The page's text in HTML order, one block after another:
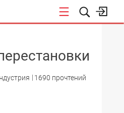
1690 прочтений